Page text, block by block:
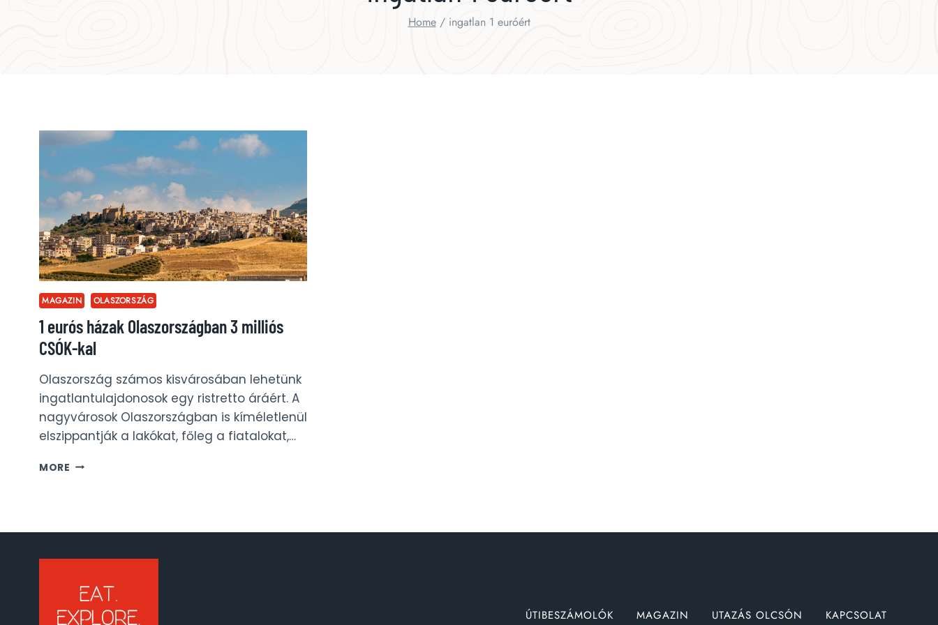
Home / ingatlan 1 euróért
MAGAZIN OLASZORSZÁG
1 eurós házak Olaszországban 3 milliós
CSÓK-kal
Olaszország számos kisvárosában lehetünk
ingatlantulajdonosok egy ristretto áráért. A
nagyvárosok Olaszországban is kíméletlenül
elszippantják a lakókat, főleg a fiatalokat,…
MORE
ÚTIBESZÁMOLÓK MAGAZIN UTAZÁS OLCSÓN KAPCSOLAT